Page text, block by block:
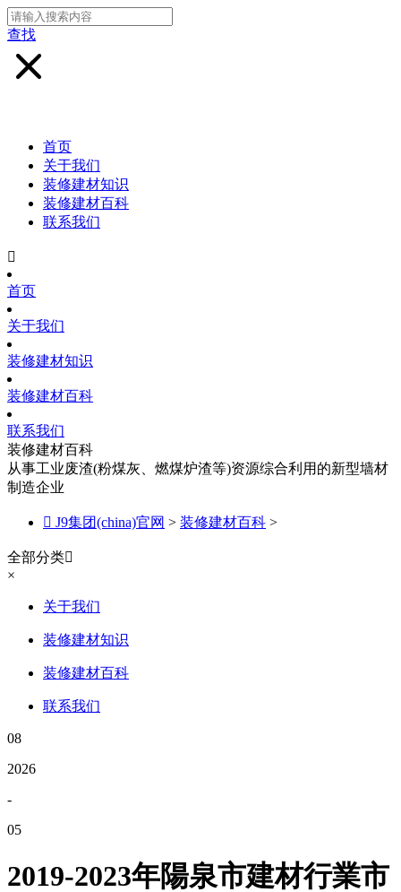
查找
首页
关于我们
装修建材知识
装修建材百科
联系我们

首页
关于我们
装修建材知识
装修建材百科
联系我们
装修建材百科
从事工业废渣(粉煤灰、燃煤炉渣等)资源综合利用的新型墙材
制造企业
 J9集团(china)官网 > 装修建材百科 >
全部分类
×
关于我们
装修建材知识
装修建材百科
联系我们
08
2026
-
05
2019-2023年陽泉市建材行業市